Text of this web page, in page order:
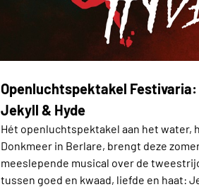
Openluchtspektakel Festivaria:
Jekyll & Hyde
Hét openluchtspektakel aan het water,
Donkmeer in Berlare, brengt deze
meeslepende musical over de
tussen goed en kwaad, liefde en haat: